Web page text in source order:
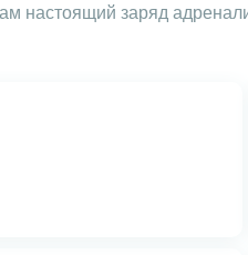
настоящий заряд